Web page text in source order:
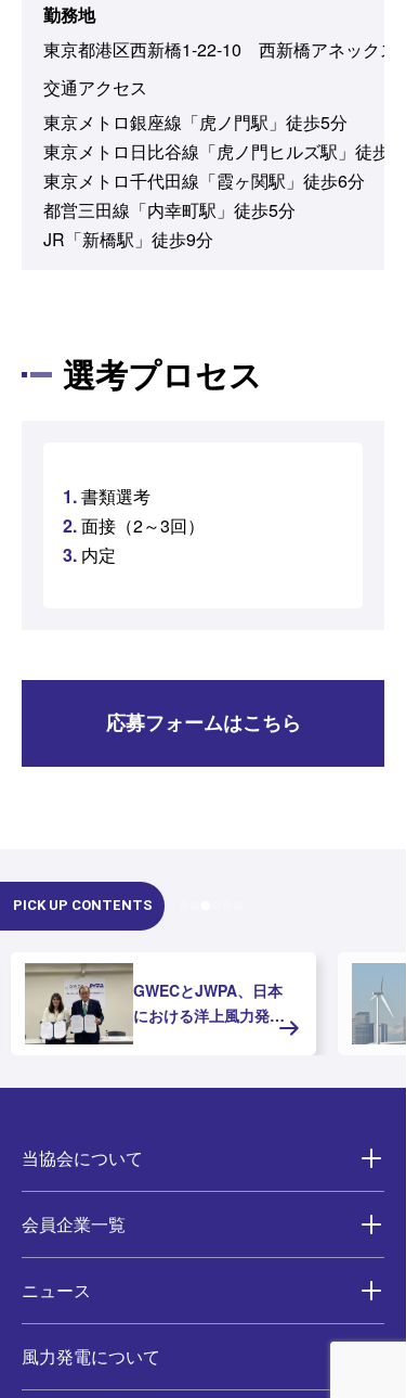
勤務地
東京都港区西新橋1-22-10 西新橋アネックス
交通アクセス
東京メトロ銀座線「虎ノ門駅」徒歩5分
東京メトロ日比谷線「虎ノ門ヒルズ駅」徒歩6分
東京メトロ千代田線「霞ヶ関駅」徒歩6分
都営三田線「内幸町駅」徒歩5分
JR「新橋駅」徒歩9分
選考プロセス
書類選考
面接（2～3回）
内定
応募フォームはこちら
PICK UP CONTENTS
GWECとJWPA、日本
における洋上風力発電
当協会について
会員企業一覧
ニュース
風力発電について